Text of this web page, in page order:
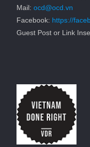
Mail: ocd@ocd.vn
Facebook: https://
Guest Post or Link